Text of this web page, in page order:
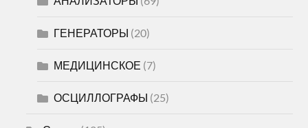
ГЕНЕРАТОРЫ (20)
МЕДИЦИНСКОЕ (7)
ОСЦИЛЛОГРАФЫ (25)